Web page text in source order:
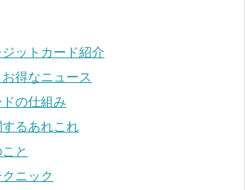
ットカード紹介
得なニュース
の仕組み
るあれこれ
と
ニック